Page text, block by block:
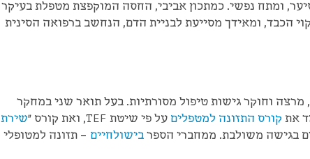
ומתח נפשי. כמתכון אביבי, החסה המוקפצת מטפלת בעיקר
הכבד, ומאידך מסייעת לבניית הדם, הנחשב ברפואה הסינית
וחוקר גישות טיפול מסורתיות. בעל תואר שני במחקר
את קורס התזונה למטפלים על פי שיטת TEF, ואת קורס "
שירת
בגישה משולבת. ממחברי הספר בישולחיים – תזונה למטופלי